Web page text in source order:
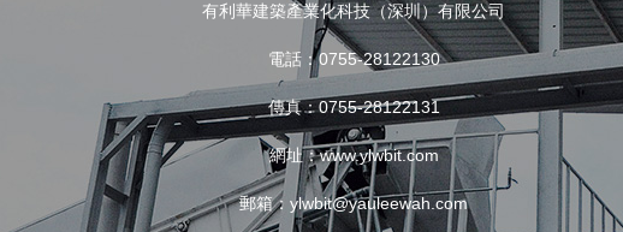
有利華建築產業化科技（深圳）有限公司
電話：0755-28122130
傳真：0755-28122131
網址：www.ylwbit.com
郵箱：ylwbit@yauleewah.com